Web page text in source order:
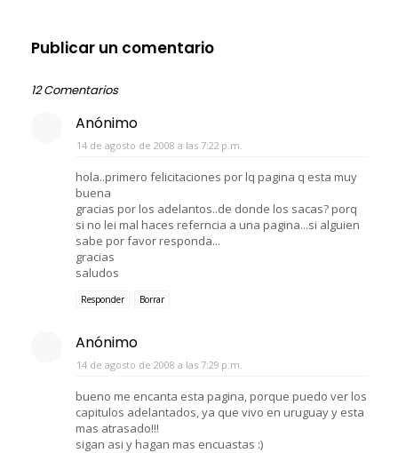
Publicar un comentario
12 Comentarios
Anónimo
14 de agosto de 2008 a las 7:22 p.m.
hola..primero felicitaciones por lq pagina q esta muy
buena
gracias por los adelantos..de donde los sacas? porq
si no lei mal haces referncia a una pagina...si alguien
sabe por favor responda...
gracias
saludos
Responder Borrar
Anónimo
14 de agosto de 2008 a las 7:29 p.m.
bueno me encanta esta pagina, porque puedo ver los
capitulos adelantados, ya que vivo en uruguay y esta
mas atrasado!!!
sigan asi y hagan mas encuastas :)